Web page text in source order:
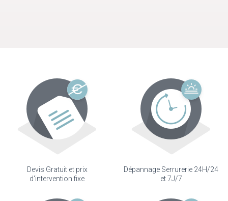
Devis Gratuit et prix
d'intervention fixe
Dépannage Serrurerie 24H/24
et 7J/7